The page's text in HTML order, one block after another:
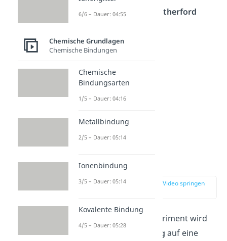
formulierte er das
Rutherford
Streuversuch
zur Stelle im Video springen
Bei Rutherfords Experiment wird
Strahlung auf eine
6/6 – Dauer: 04:55
Chemische Grundlagen
Chemische Bindungen
Chemische
Bindungsarten
1/5 – Dauer: 04:16
Metallbindung
2/5 – Dauer: 05:14
Ionenbindung
3/5 – Dauer: 05:14
Kovalente Bindung
4/5 – Dauer: 05:28